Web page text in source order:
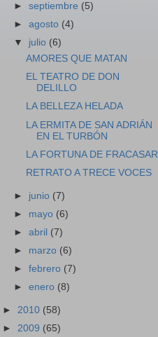
►septiembre (5)
►agosto (4)
▼ julio (6)
AMORES QUE MATAN
EL TEATRO DE DON
DELILLO
LA BELLEZA HELADA
LA ERMITA DE SAN ADRIÁN
EN EL TURBÓN
LA FORTUNA DE FRACASAR
RETRATO A TRECE VOCES
► junio (7)
► mayo (6)
►abril (7)
► marzo (6)
►febrero (7)
►enero (8)
► 2010 (58)
► 2009 (65)